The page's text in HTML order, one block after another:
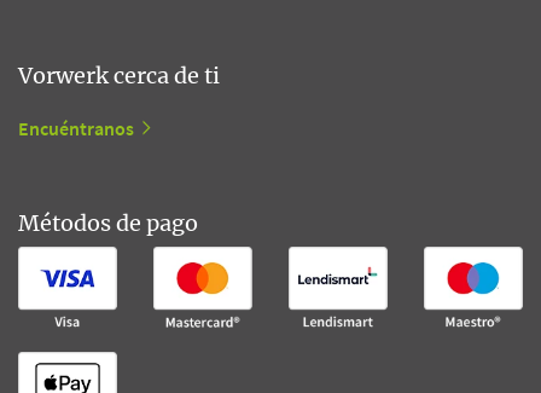
Vorwerk cerca de ti
Encuéntranos
Métodos de pago